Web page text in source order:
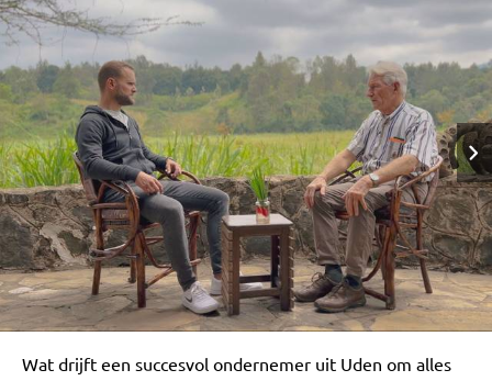
Wat drijft een succesvol ondernemer uit Uden om alles